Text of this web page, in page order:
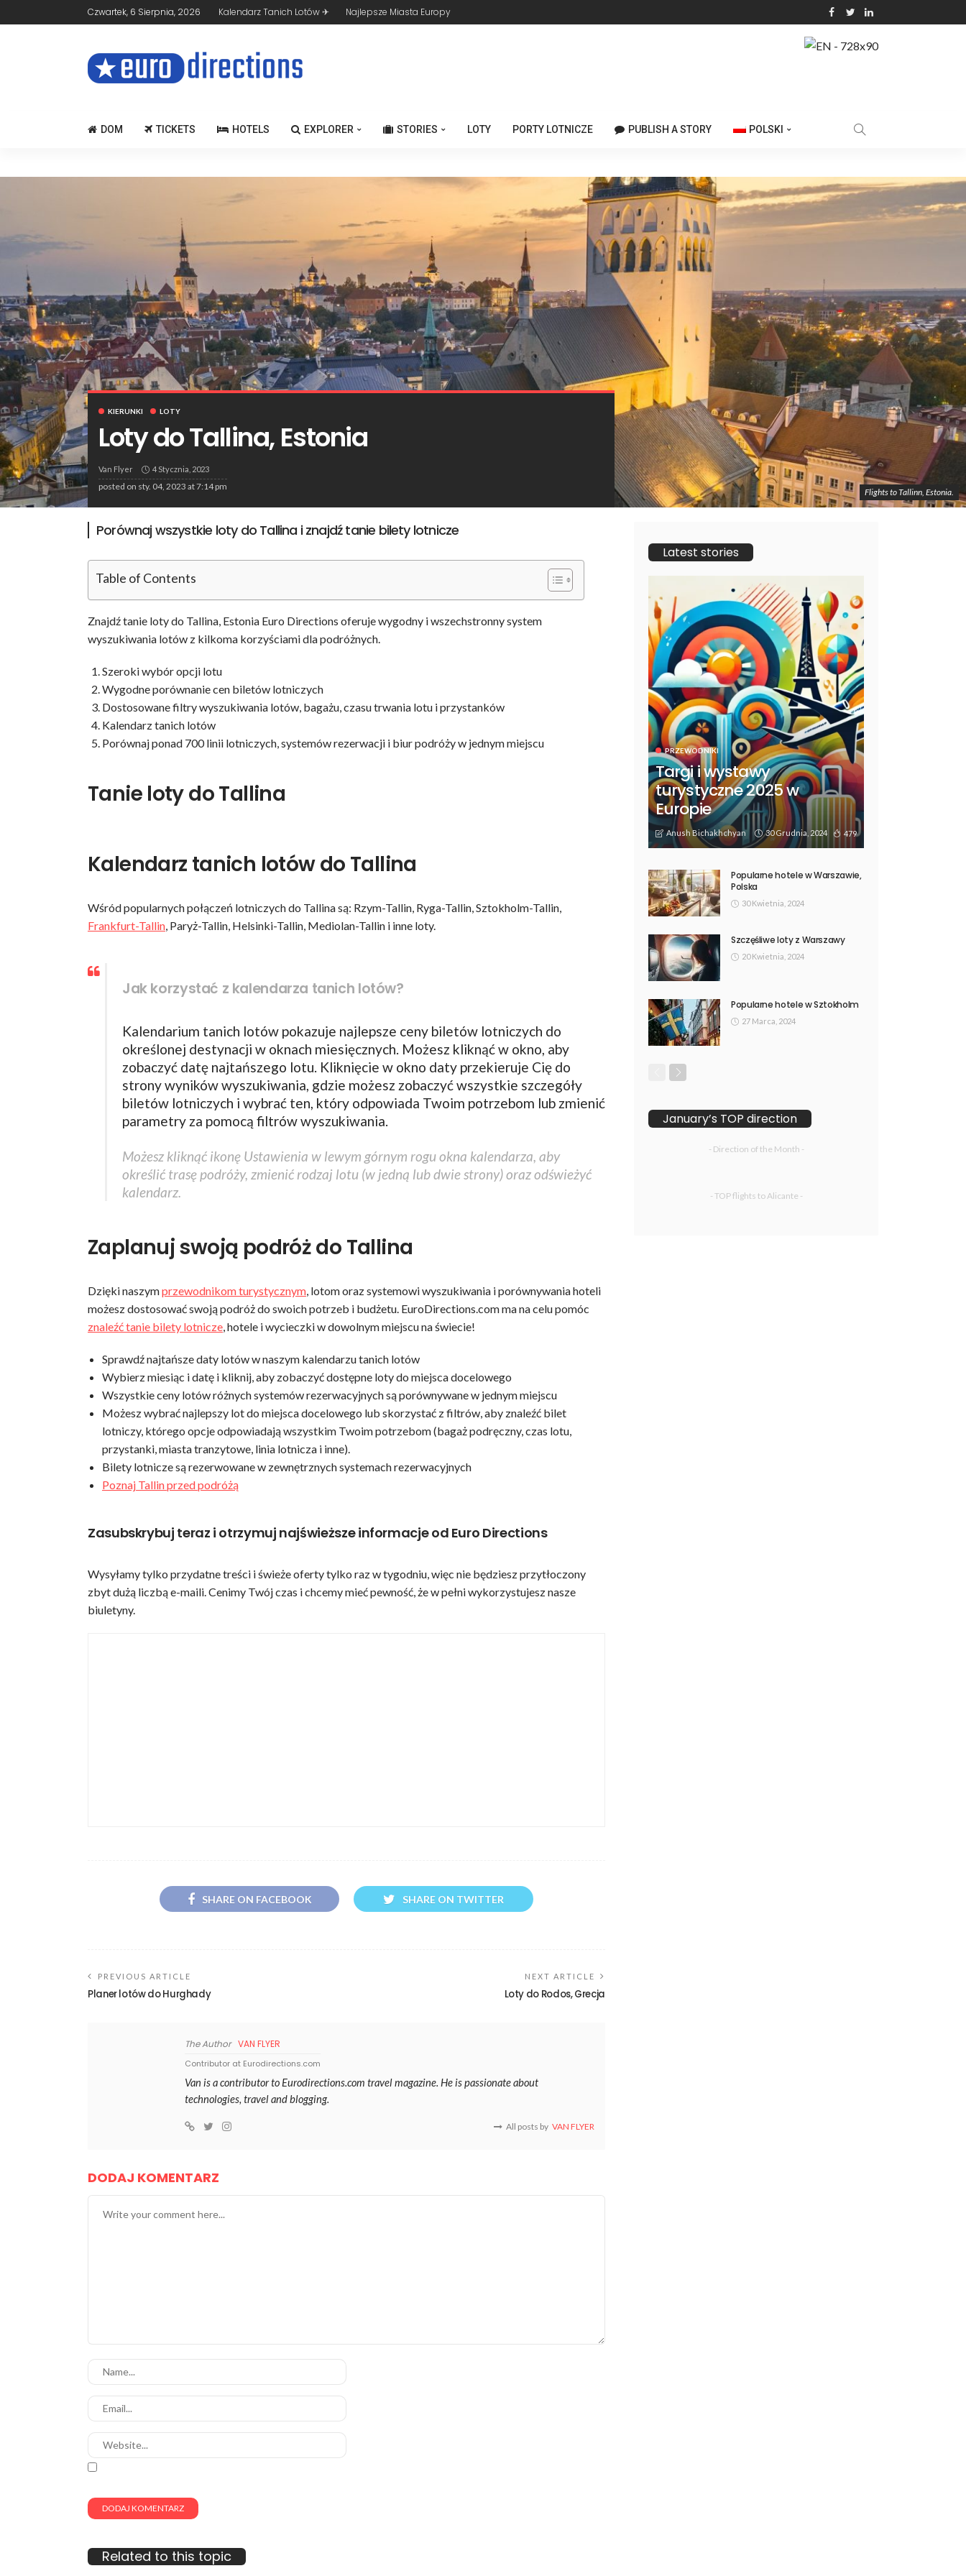
Czwartek, 6 Sierpnia, 2026 Kalendarz Tanich Lotów ✈ Najlepsze Miasta Europy
DOM TICKETS HOTELS EXPLORER STORIES LOTY PORTY LOTNICZE PUBLISH A STORY POLSKI
KIERUNKI LOTY
Loty do Tallina, Estonia
Van Flyer 4 Stycznia, 2023
posted on sty. 04, 2023 at 7:14 pm
Flights to Tallinn, Estonia.
Porównaj wszystkie loty do Tallina i znajdź tanie bilety lotnicze
Table of Contents
Znajdź tanie loty do Tallina, Estonia Euro Directions oferuje wygodny i wszechstronny system
wyszukiwania lotów z kilkoma korzyściami dla podróżnych.
Szeroki wybór opcji lotu
Wygodne porównanie cen biletów lotniczych
Dostosowane filtry wyszukiwania lotów, bagażu, czasu trwania lotu i przystanków
Kalendarz tanich lotów
Porównaj ponad 700 linii lotniczych, systemów rezerwacji i biur podróży w jednym miejscu
Tanie loty do Tallina
Kalendarz tanich lotów do Tallina
Wśród popularnych połączeń lotniczych do Tallina są: Rzym-Tallin, Ryga-Tallin, Sztokholm-Tallin,
Frankfurt-Tallin, Paryż-Tallin, Helsinki-Tallin, Mediolan-Tallin i inne loty.
Jak korzystać z kalendarza tanich lotów?
Kalendarium tanich lotów pokazuje najlepsze ceny biletów lotniczych do
określonej destynacji w oknach miesięcznych. Możesz kliknąć w okno, aby
zobaczyć datę najtańszego lotu. Kliknięcie w okno daty przekieruje Cię do
strony wyników wyszukiwania, gdzie możesz zobaczyć wszystkie szczegóły
biletów lotniczych i wybrać ten, który odpowiada Twoim potrzebom lub zmienić
parametry za pomocą filtrów wyszukiwania.
Możesz kliknąć ikonę Ustawienia w lewym górnym rogu okna kalendarza, aby
określić trasę podróży, zmienić rodzaj lotu (w jedną lub dwie strony) oraz odświeżyć
kalendarz.
Zaplanuj swoją podróż do Tallina
Dzięki naszymprzewodnikom turystycznym, lotom oraz systemowi wyszukiwania i porównywania hoteli
możesz dostosować swoją podróż do swoich potrzeb i budżetu. EuroDirections.com ma na celu pomóc
znaleźć tanie bilety lotnicze, hotele i wycieczki w dowolnym miejscu na świecie!
Sprawdź najtańsze daty lotów w naszym kalendarzu tanich lotów
Wybierz miesiąc i datę i kliknij, aby zobaczyć dostępne loty do miejsca docelowego
Wszystkie ceny lotów różnych systemów rezerwacyjnych są porównywane w jednym miejscu
Możesz wybrać najlepszy lot do miejsca docelowego lub skorzystać z filtrów, aby znaleźć bilet
lotniczy, którego opcje odpowiadają wszystkim Twoim potrzebom (bagaż podręczny, czas lotu,
przystanki, miasta tranzytowe, linia lotnicza i inne).
Bilety lotnicze są rezerwowane w zewnętrznych systemach rezerwacyjnych
Poznaj Tallin przed podróżą
Zasubskrybuj teraz i otrzymuj najświeższe informacje od Euro Directions
Wysyłamy tylko przydatne treści i świeże oferty tylko raz w tygodniu, więc nie będziesz przytłoczony
zbyt dużą liczbą e-maili. Cenimy Twój czas i chcemy mieć pewność, że w pełni wykorzystujesz nasze
biuletyny.
SHARE ON FACEBOOK SHARE ON TWITTER
PREVIOUS ARTICLE
Planer lotów do Hurghady
NEXT ARTICLE
Loty do Rodos, Grecja
The Author VAN FLYER
Contributor at Eurodirections.com
Van is a contributor to Eurodirections.com travel magazine. He is passionate about
technologies, travel and blogging.
All posts by VAN FLYER
DODAJ KOMENTARZ
Related to this topic
Latest stories
PRZEWODNIKI
Targi i wystawy
turystyczne 2025 w
Europie
Anush Bichakhchyan 30 Grudnia, 2024 479
Popularne hotele w Warszawie,
Polska
30 Kwietnia, 2024
Szczęśliwe loty z Warszawy
20 Kwietnia, 2024
Popularne hotele w Sztokholm
27 Marca, 2024
January’s TOP direction
- Direction of the Month -
- TOP flights to Alicante -